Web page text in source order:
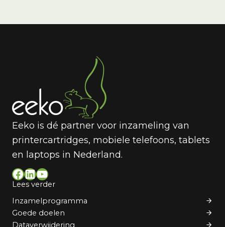
Eeko is dé partner voor inzameling van
printercartridges, mobiele telefoons, tablets
en laptops in Nederland.
Facebook LinkedIn YouTube
Lees verder
Inzamelprogramma
Goede doelen